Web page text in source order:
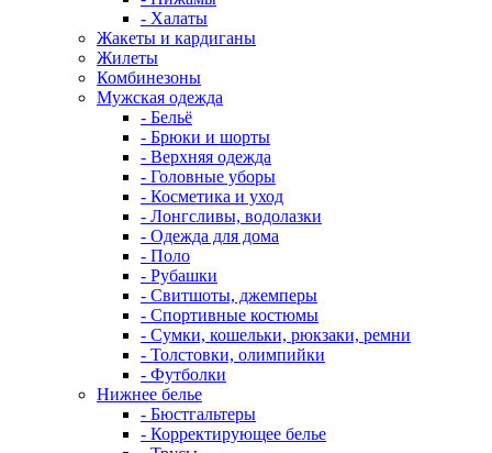
- Халаты
Жакеты и кардиганы
Жилеты
Комбинезоны
Мужская одежда
- Бельё
- Брюки и шорты
- Верхняя одежда
- Головные уборы
- Косметика и уход
- Лонгсливы, водолазки
- Одежда для дома
- Поло
- Рубашки
- Свитшоты, джемперы
- Спортивные костюмы
- Сумки, кошельки, рюкзаки, ремни
- Толстовки, олимпийки
- Футболки
Нижнее белье
- Бюстгальтеры
- Корректирующее белье